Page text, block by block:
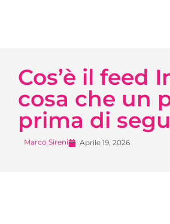
Cos’è il feed
cosa che un
prima di
Marco Sireni Aprile 19, 2026